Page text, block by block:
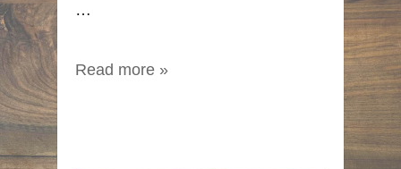
…
Read more »